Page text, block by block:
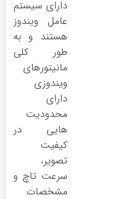
دارای سیستم
عامل ویندوز
هستند و به
طور کلی
مانیتورهای
ویندوزی
دارای
محدودیت
هایی در
کیفیت
تصویر،
سرعت تاچ و
مشخصات